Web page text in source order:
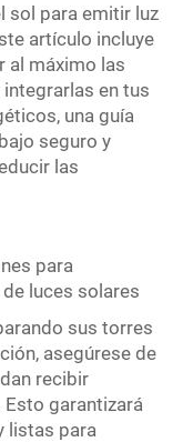
sol para emitir luz
artículo incluye
al máximo las
en tus
una guía
seguro y
las
para
luces solares
sus torres
asegúrese de
recibir
garantizará
listas para